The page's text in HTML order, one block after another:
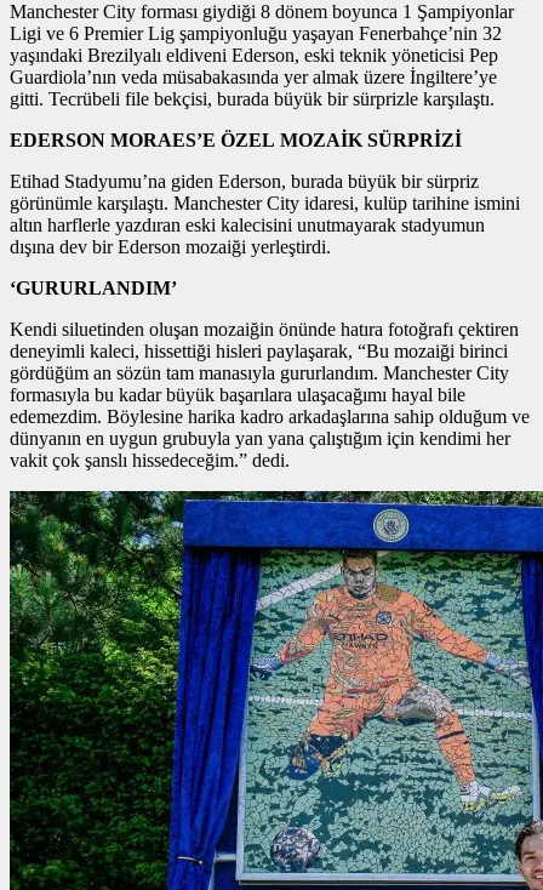
Manchester City forması giydiği 8 dönem boyunca 1 Şampiyonlar
Ligi ve 6 Premier Lig şampiyonluğu yaşayan Fenerbahçe’nin 32
yaşındaki Brezilyalı eldiveni Ederson, eski teknik yöneticisi Pep
Guardiola’nın veda müsabakasında yer almak üzere İngiltere’ye
gitti. Tecrübeli file bekçisi, burada büyük bir sürprizle karşılaştı.
EDERSON MORAES’E ÖZEL MOZAİK SÜRPRİZİ
Etihad Stadyumu’na giden Ederson, burada büyük bir sürpriz
görünümle karşılaştı. Manchester City idaresi, kulüp tarihine ismini
altın harflerle yazdıran eski kalecisini unutmayarak stadyumun
dışına dev bir Ederson mozaiği yerleştirdi.
‘GURURLANDIM’
Kendi siluetinden oluşan mozaiğin önünde hatıra fotoğrafı çektiren
deneyimli kaleci, hissettiği hisleri paylaşarak, “Bu mozaiği birinci
gördüğüm an sözün tam manasıyla gururlandım. Manchester City
formasıyla bu kadar büyük başarılara ulaşacağımı hayal bile
edemezdim. Böylesine harika kadro arkadaşlarına sahip olduğum ve
dünyanın en uygun grubuyla yan yana çalıştığım için kendimi her
vakit çok şanslı hissedeceğim.” dedi.